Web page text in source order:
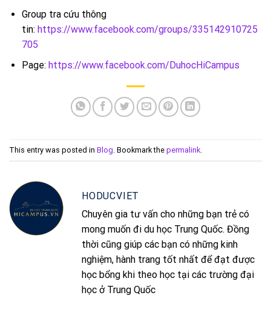
Group tra cứu thông
tin: https://www.facebook.com/groups/335142910725
705
Page: https://www.facebook.com/DuhocHiCampus
This entry was posted in Blog . Bookmark the permalink
HODUCVIET
Chuyên gia tư vấn cho những bạn trẻ có
mong muốn đi du học Trung Quốc. Đồng
thời cũng giúp các bạn có những kinh
nghiệm, hành trang tốt nhất để đạt được
học bổng khi theo học tại các trường đại
học ở Trung Quốc